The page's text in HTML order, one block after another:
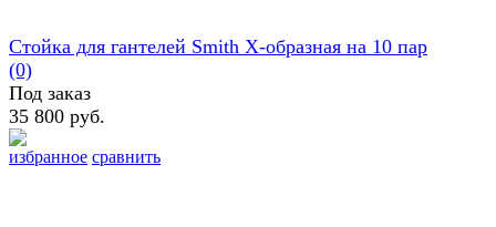
избранное сравнить
Стойка для гантелей Smith Х-образная на 10 пар
(0)
Под заказ
35 800 руб.